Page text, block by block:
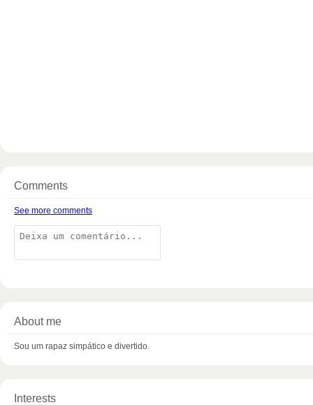
Comments
See more comments
About me
Sou um rapaz simpático e divertido.
Interests